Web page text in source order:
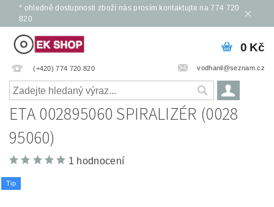
* ohledně dostupnosti zboží nás prosím kontaktujte na 774 720
820
(+420) 774 720 820 vodhanil@seznam.cz
0 Kč
ETA 002895060 SPIRALIZÉR (0028
95060)
1 hodnocení
Tip